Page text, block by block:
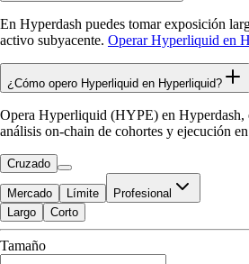
En Hyperdash puedes tomar exposición
activo subyacente. Operar Hyperliquid en
¿Cómo opero Hyperliquid en Hyperliquid?
Opera Hyperliquid (HYPE) en Hyperdash,
análisis on-chain de cohortes y ejecución
Cruzado
Mercado Límite Profesional
Disponible para Trade
$0.00
Largo Corto
Tamaño